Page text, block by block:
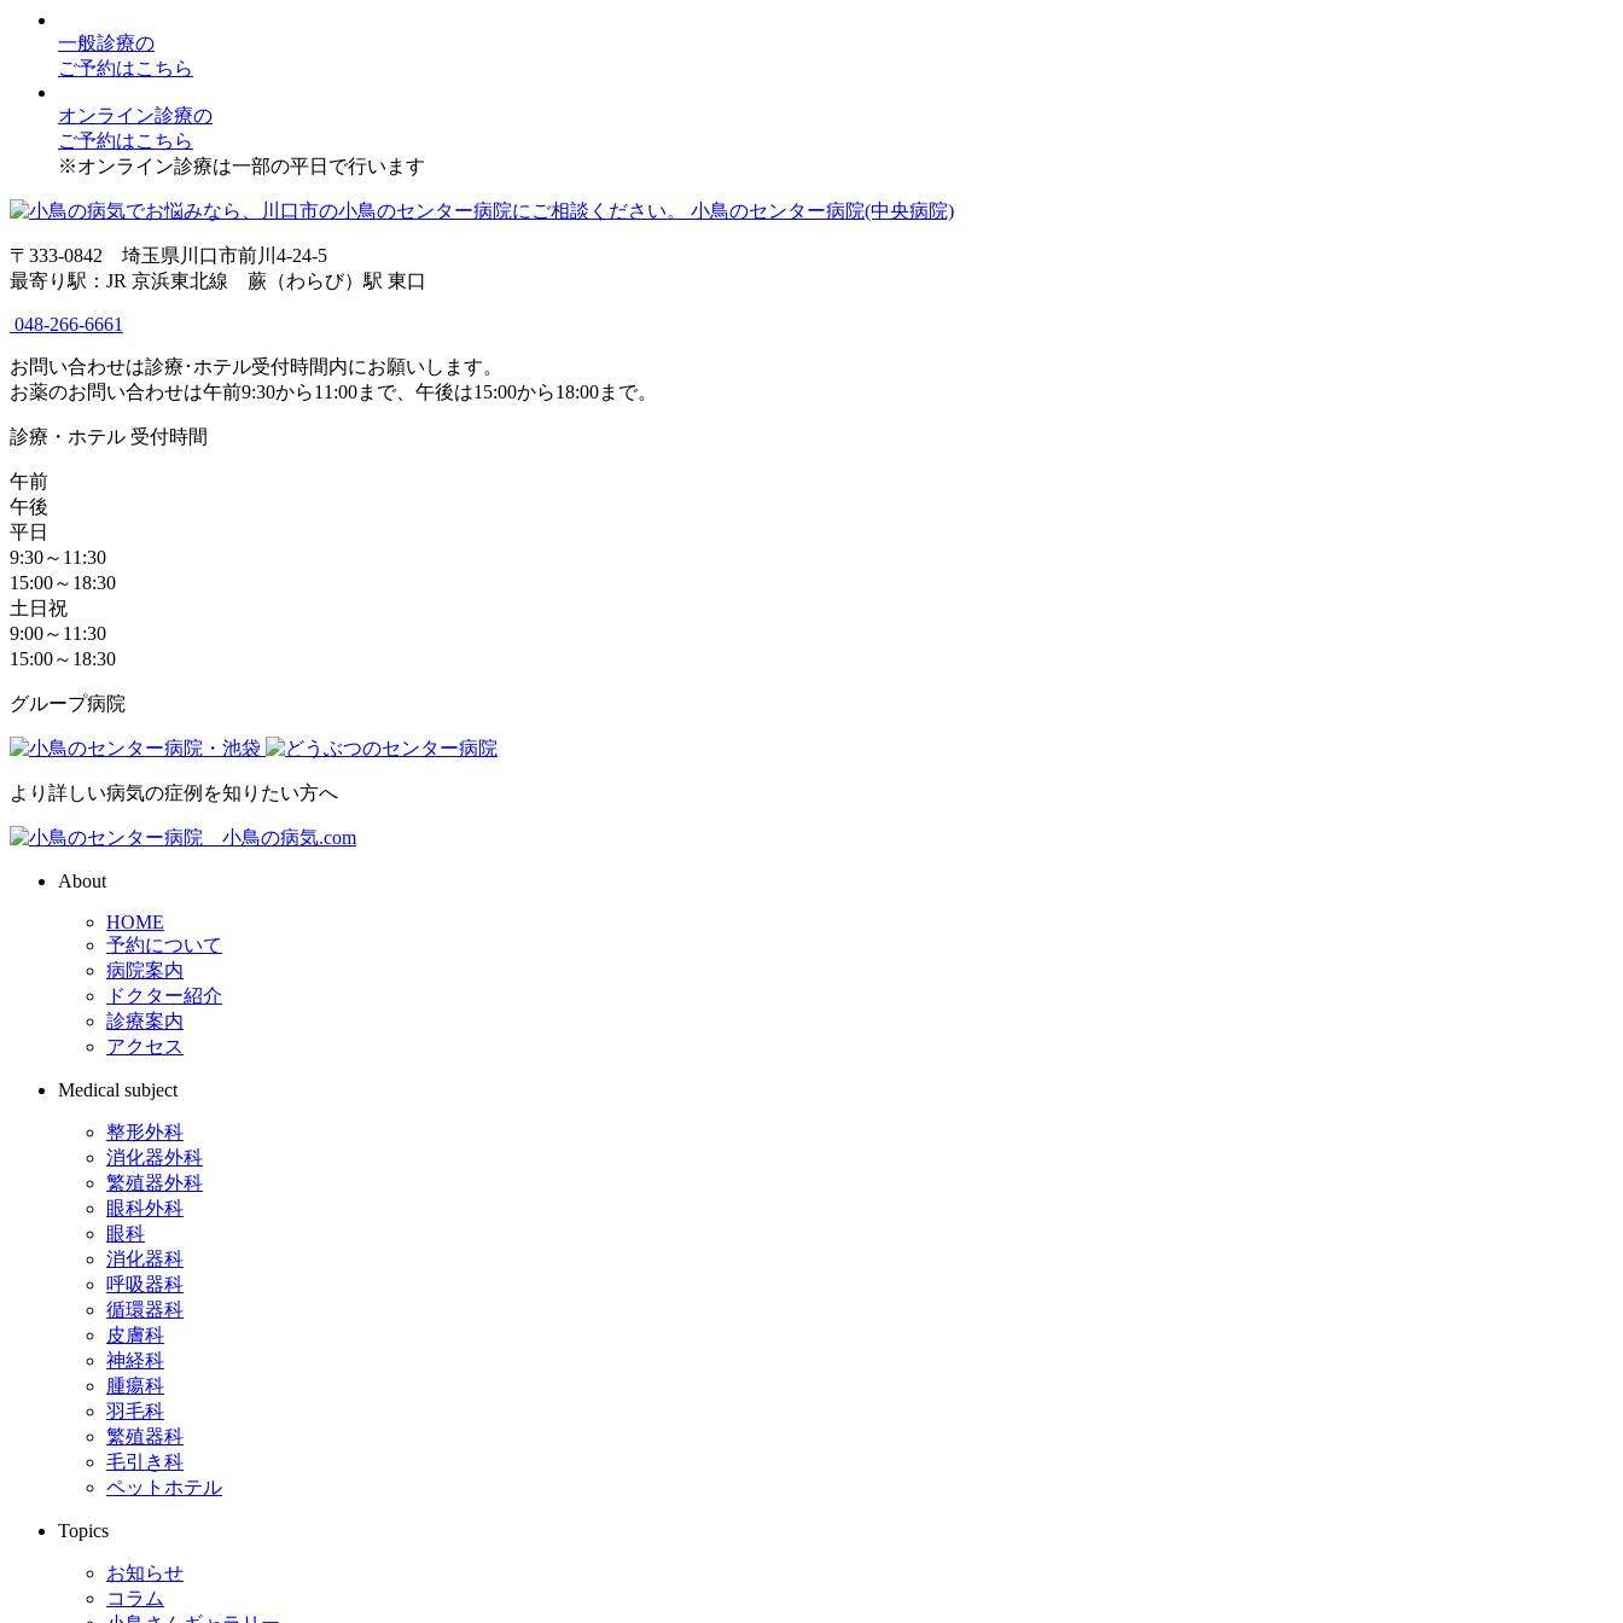
一般診療の
ご予約はこちら
オンライン診療の
ご予約はこちら
※オンライン診療は一部の平日で行います
小鳥のセンター病院(中央病院)
〒333-0842 埼玉県川口市前川4-24-5
最寄り駅：JR 京浜東北線 蕨（わらび）駅 東口
048-266-6661
お問い合わせは診療･ホテル受付時間内にお願いします。
お薬のお問い合わせは午前9:30から11:00まで、午後は15:00から18:00まで。
診療・ホテル 受付時間
午前
午後
平日
9:30～11:30
15:00～18:30
土日祝
9:00～11:30
15:00～18:30
グループ病院
より詳しい病気の症例を知りたい方へ
About
HOME
予約について
病院案内
ドクター紹介
診療案内
アクセス
Medical subject
整形外科
消化器外科
繁殖器外科
眼科外科
眼科
消化器科
呼吸器科
循環器科
皮膚科
神経科
腫瘍科
羽毛科
繁殖器科
毛引き科
ペットホテル
Topics
お知らせ
コラム